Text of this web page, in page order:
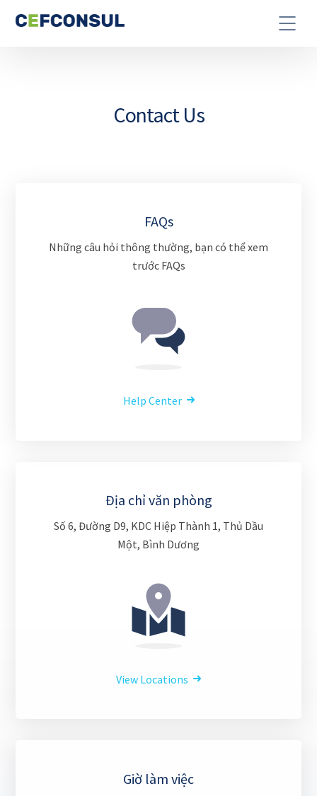
Contact Us
FAQs
Những câu hỏi thông thường, bạn có thể xem
trước FAQs
Help Center
Địa chỉ văn phòng
Số 6, Đường D9, KDC Hiệp Thành 1, Thủ Dầu
Một, Bình Dương
View Locations
Giờ làm việc